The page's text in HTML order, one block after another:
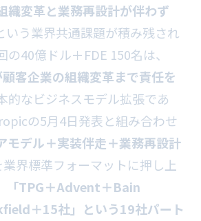
織変革と業務再設計が伴わず
いう業界共通課題が積み残され
40億ドル＋FDE 150名は、
顧客企業の組織変革まで責任を
的なビジネスモデル拡張であ
の5月4日発表と組み合わせ
モデル＋実装伴走＋業務再設計
業界標準フォーマットに押し上
「TPG＋Advent＋Bain
＋15社」という19社パート